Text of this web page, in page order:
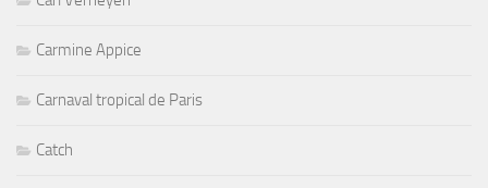
Carmine Appice
Carnaval tropical de Paris
Catch